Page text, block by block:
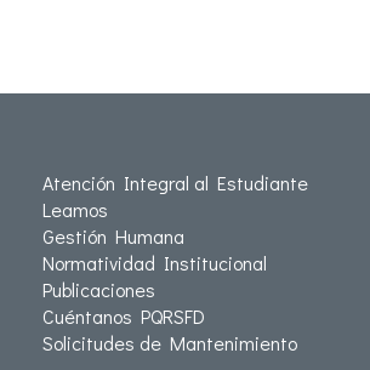
Atención Integral al Estudiante
Leamos
Gestión Humana
Normatividad Institucional
Publicaciones
Cuéntanos PQRSFD
Solicitudes de Mantenimiento